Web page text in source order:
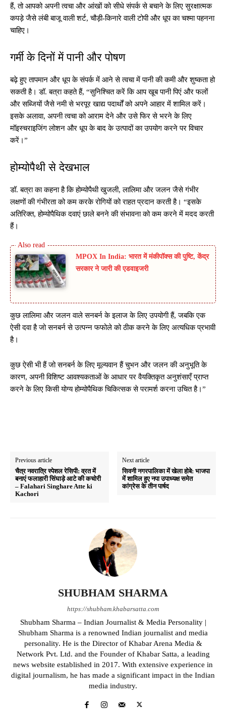
हैं, तो आपको अपनी त्वचा और आंखों को सीधे संपर्क से बचाने के लिए सुरक्षात्मक
कपड़े जैसे लंबी बाजू वाली शर्ट, चौड़ी-किनारे वाली टोपी और धूप का चश्मा पहनना
चाहिए।
गर्मी के दिनों में पानी और पोषण
बढ़े हुए तापमान और धूप के संपर्क में आने से त्वचा में पानी की कमी और शुष्कता हो
सकती है। डॉ. बत्रा कहते हैं, “सुनिश्चित करें कि आप खूब पानी पिएं और फलों
और सब्जियों जैसे नमी से भरपूर खाद्य पदार्थों को अपने आहार में शामिल करें।
इसके अलावा, अपनी त्वचा को आराम देने और उसे फिर से भरने के लिए
मॉइस्चराइजिंग लोशन और धूप के बाद के उत्पादों का उपयोग करने पर विचार
करें।”
होम्योपैथी से देखभाल
डॉ. बत्रा का कहना है कि होम्योपैथी खुजली, लालिमा और जलन जैसे गंभीर
लक्षणों की गंभीरता को कम करके रोगियों को राहत प्रदान करती है। “इसके
अतिरिक्त, होम्योपैथिक दवाएं छाले बनने की संभावना को कम करने में मदद करती
हैं।
MPOX In India: भारत में मंकीपॉक्स की पुष्टि, केंद्र
सरकार ने जारी की एडवाइजरी
कुछ लालिमा और जलन वाले सनबर्न के इलाज के लिए उपयोगी हैं, जबकि एक
ऐसी दवा है जो सनबर्न से उत्पन्न फफोले को ठीक करने के लिए अत्यधिक प्रभावी
है।
कुछ ऐसी भी हैं जो सनबर्न के लिए मूल्यवान हैं चुभन और जलन की अनुभूति के
कारण, अपनी विशिष्ट आवश्यकताओं के आधार पर वैयक्तिकृत अनुशंसाएँ प्राप्त
करने के लिए किसी योग्य होम्योपैथिक चिकित्सक से परामर्श करना उचित है।”
Previous article
चैत्र नवरात्रि स्पेशल रेसिपी: व्रत में
बनाएं फलाहारी सिंघाड़े आटे की कचोरी
– Falahari Singhare Atte ki
Kachori
Next article
सिवनी नगरपालिका में खेला होबे: भाजपा
में शामिल हुए नपा उपाध्यक्ष समेत
कांग्रेस के तीन पार्षद
SHUBHAM SHARMA
https://shubham.khabarsatta.com
Shubham Sharma – Indian Journalist & Media Personality |
Shubham Sharma is a renowned Indian journalist and media
personality. He is the Director of Khabar Arena Media &
Network Pvt. Ltd. and the Founder of Khabar Satta, a leading
news website established in 2017. With extensive experience in
digital journalism, he has made a significant impact in the Indian
media industry.